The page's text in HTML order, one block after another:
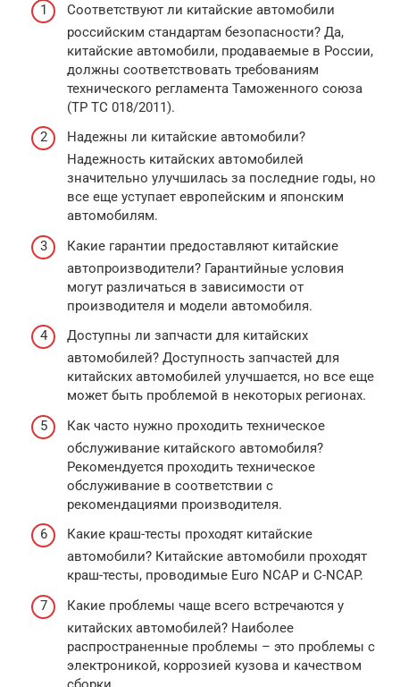
Соответствуют ли китайские автомобили
российским стандартам безопасности? Да,
китайские автомобили, продаваемые в России,
должны соответствовать требованиям
технического регламента Таможенного союза
(ТР ТС 018/2011).
Надежны ли китайские автомобили?
Надежность китайских автомобилей
значительно улучшилась за последние годы, но
все еще уступает европейским и японским
автомобилям.
Какие гарантии предоставляют китайские
автопроизводители? Гарантийные условия
могут различаться в зависимости от
производителя и модели автомобиля.
Доступны ли запчасти для китайских
автомобилей? Доступность запчастей для
китайских автомобилей улучшается, но все еще
может быть проблемой в некоторых регионах.
Как часто нужно проходить техническое
обслуживание китайского автомобиля?
Рекомендуется проходить техническое
обслуживание в соответствии с
рекомендациями производителя.
Какие краш-тесты проходят китайские
автомобили? Китайские автомобили проходят
краш-тесты, проводимые Euro NCAP и C-NCAP.
Какие проблемы чаще всего встречаются у
китайских автомобилей? Наиболее
распространенные проблемы – это проблемы с
электроникой, коррозией кузова и качеством